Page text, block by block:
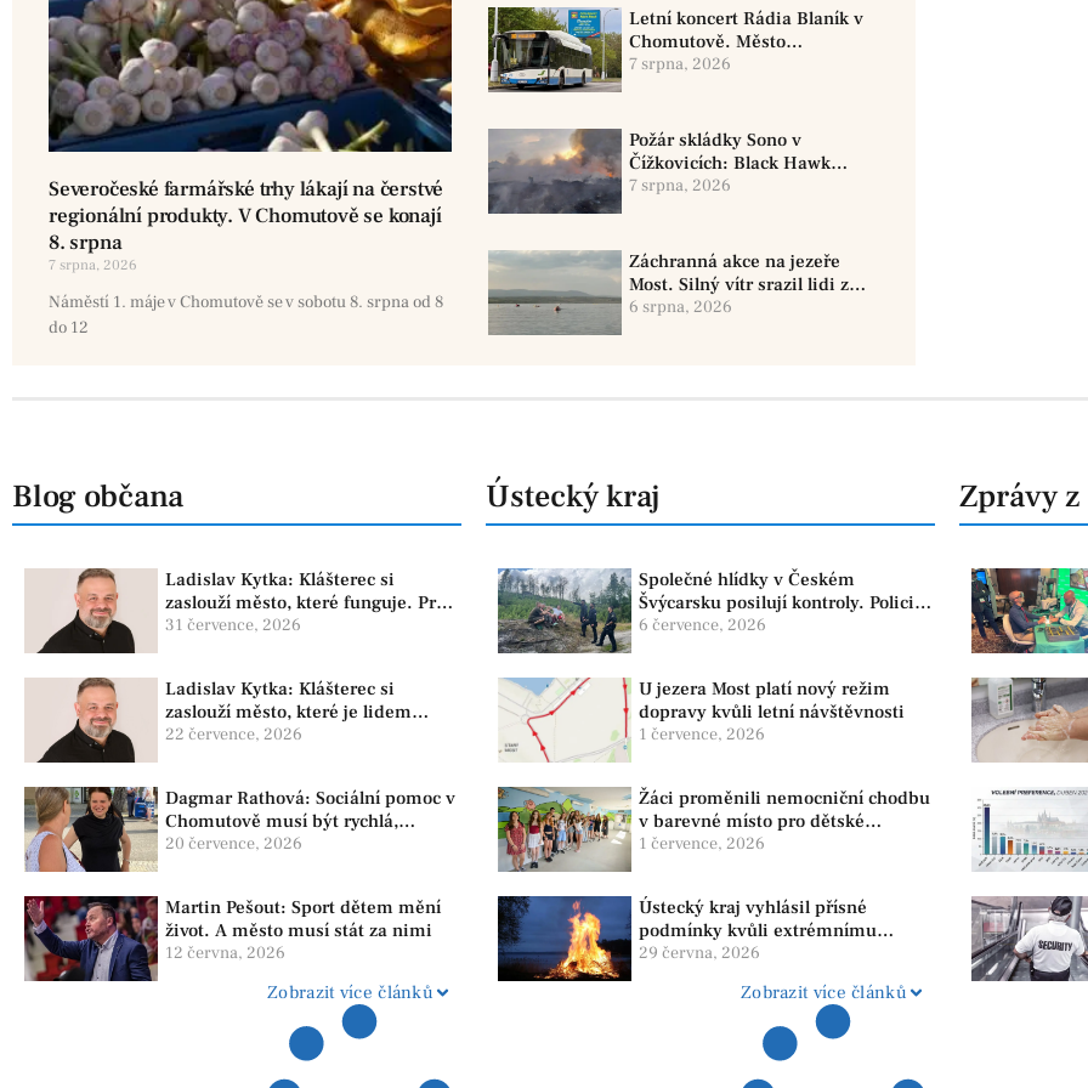
Severočeské farmářské trhy lákají na čerstvé
regionální produkty. V Chomutově se konají
8. srpna
7 srpna, 2026
Náměstí 1. máje v Chomutově se v sobotu 8. srpna od 8
do 12
Letní koncert Rádia Blaník v
Chomutově. Město
doporučuje využít MHD
7 srpna, 2026
Požár skládky Sono v
Čížkovicích: Black Hawk
provedl 12 shozů vody
7 srpna, 2026
Záchranná akce na jezeře
Most. Silný vítr srazil lidi z
paddleboardů, dvě osoby se
6 srpna, 2026
Blog občana
Ladislav Kytka: Klášterec si
zaslouží město, které funguje. Proto
předkládáme program, který řeší
31 července, 2026
Ladislav Kytka: Klášterec si
zaslouží město, které je lidem
nablízku
22 července, 2026
Dagmar Rathová: Sociální pomoc v
Chomutově musí být rychlá,
srozumitelná a férová. Ne udržovat
20 července, 2026
Martin Pešout: Sport dětem mění
život. A město musí stát za nimi
12 června, 2026
Zobrazit více článků
Ústecký kraj
Společné hlídky v Českém
Švýcarsku posilují kontroly. Policie
dohlíží na bezpečnost i ochranu
6 července, 2026
U jezera Most platí nový režim
dopravy kvůli letní návštěvnosti
1 července, 2026
Žáci proměnili nemocniční chodbu
v barevné místo pro dětské
pacienty
1 července, 2026
Ústecký kraj vyhlásil přísné
podmínky kvůli extrémnímu
suchu. Platí zákaz ohňů i
29 června, 2026
Zobrazit více článků
Zprávy z